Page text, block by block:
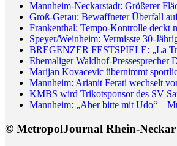
Mannheim-Neckarstadt: Größerer
Groß-Gerau: Bewaffneter Überfall
Frankenthal: Tempo-Kontrolle deckt
Speyer/Weinheim: Vermisste 30-
BREGENZER FESTSPIELE: „La
Ehemaliger Waldhof-Pressesprecher
Marijan Kovacevic übernimmt
Mannheim: Arianit Ferati wechselt
KMBS wird Trikotsponsor des SV
Mannheim: „Aber bitte mit Udo“ –
© MetropolJournal Rhein-Neckar